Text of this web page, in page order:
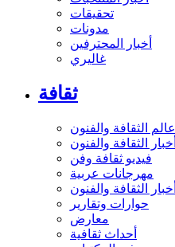
تحقيقات
مدونات
أخبار المحترفين
غاليري
ثقافة
عالم الثقافة والفنون
أخبار الثقافة والفنون
فيديو ثقافة وفن
مهرجانات عربية
أخبار الثقافة والفنون
حوارات وتقارير
معارض
أحداث ثقافية